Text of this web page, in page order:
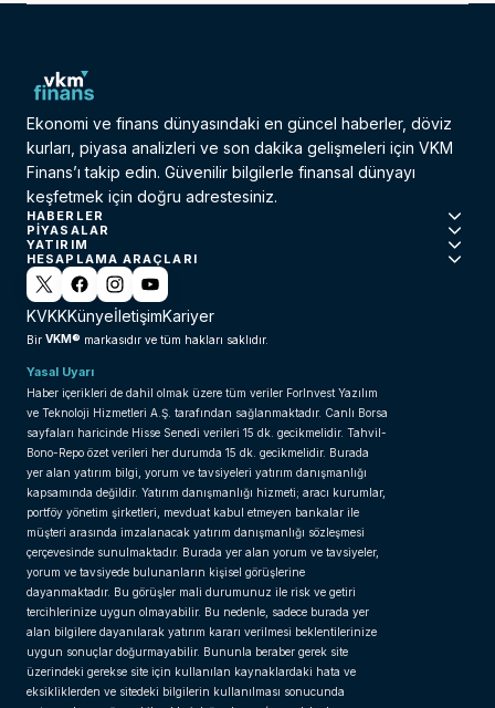
Ekonomi ve finans dünyasındaki en güncel haberler, döviz
kurları, piyasa analizleri ve son dakika gelişmeleri için VKM
Finans’ı takip edin. Güvenilir bilgilerle finansal dünyayı
keşfetmek için doğru adrestesiniz.
HABERLER
PIYASALAR
YATIRIM
HESAPLAMA ARAÇLARI
KVKKKünyeİletişimKariyer
Bir VKM® markasıdır ve tüm hakları saklıdır.
Yasal Uyarı
Haber içerikleri de dahil olmak üzere tüm veriler ForInvest Yazılım
ve Teknoloji Hizmetleri A.Ş. tarafından sağlanmaktadır. Canlı Borsa
sayfaları haricinde Hisse Senedi verileri 15 dk. gecikmelidir. Tahvil-
Bono-Repo özet verileri her durumda 15 dk. gecikmelidir. Burada
yer alan yatırım bilgi, yorum ve tavsiyeleri yatırım danışmanlığı
kapsamında değildir. Yatırım danışmanlığı hizmeti; aracı kurumlar,
portföy yönetim şirketleri, mevduat kabul etmeyen bankalar ile
müşteri arasında imzalanacak yatırım danışmanlığı sözleşmesi
çerçevesinde sunulmaktadır. Burada yer alan yorum ve tavsiyeler,
yorum ve tavsiyede bulunanların kişisel görüşlerine
dayanmaktadır. Bu görüşler mali durumunuz ile risk ve getiri
tercihlerinize uygun olmayabilir. Bu nedenle, sadece burada yer
alan bilgilere dayanılarak yatırım kararı verilmesi beklentilerinize
uygun sonuçlar doğurmayabilir. Bununla beraber gerek site
üzerindeki gerekse site için kullanılan kaynaklardaki hata ve
eksikliklerden ve sitedeki bilgilerin kullanılması sonucunda